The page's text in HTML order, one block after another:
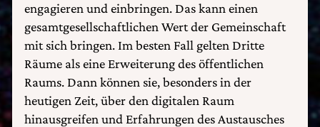
engagieren und einbringen. Das kann einen
gesamtgesellschaftlichen Wert der Gemeinschaft
mit sich bringen. Im besten Fall gelten Dritte
Räume als eine Erweiterung des öffentlichen
Raums. Dann können sie, besonders in der
heutigen Zeit, über den digitalen Raum
hinausgreifen und Erfahrungen des Austausches